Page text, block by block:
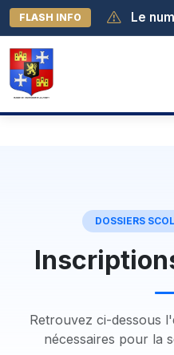
FLASH INFO
DOSSIERS
Retrouvez ci-dessous
nécessaires pour la